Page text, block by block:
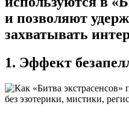
и позволяют
захватывать
1. Эффект